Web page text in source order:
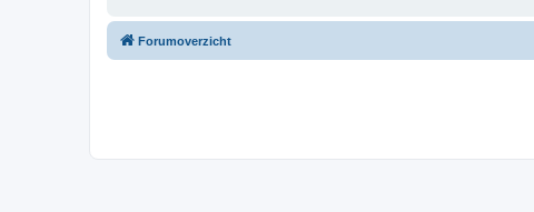
Forumoverzicht